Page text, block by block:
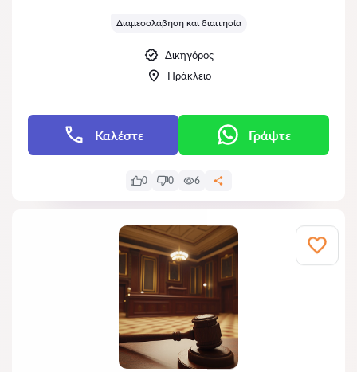
Διαμεσολάβηση και διαιτησία
Δικηγόρος
Ηράκλειο
Καλέστε Γράψτε
0 0 6